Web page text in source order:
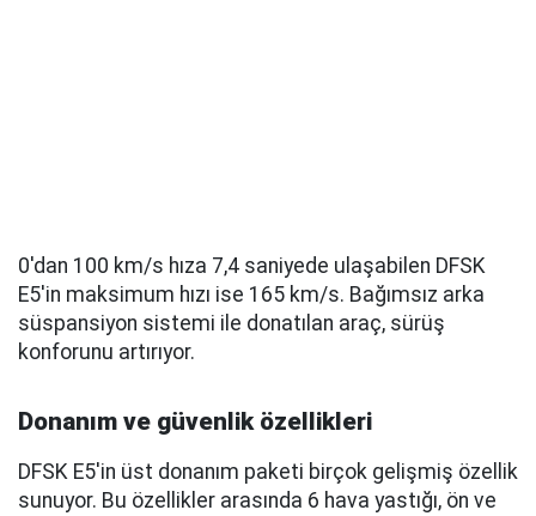
0'dan 100 km/s hıza 7,4 saniyede ulaşabilen DFSK
E5'in maksimum hızı ise 165 km/s. Bağımsız arka
süspansiyon sistemi ile donatılan araç, sürüş
konforunu artırıyor.
Donanım ve güvenlik özellikleri
DFSK E5'in üst donanım paketi birçok gelişmiş özellik
sunuyor. Bu özellikler arasında 6 hava yastığı, ön ve